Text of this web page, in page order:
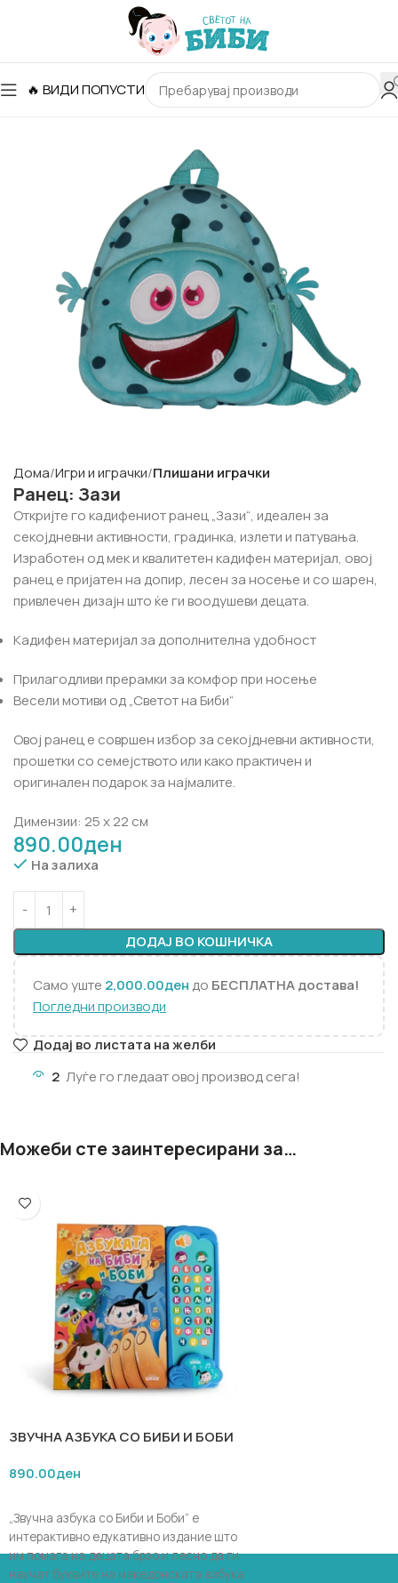
🔥 ВИДИ ПОПУСТИ
Дома Игри и играчки Плишани играчки
Ранец: Зази
Откријте го кадифениот ранец „Зази“, идеален за
секојдневни активности, градинка, излети и патувања.
Изработен од мек и квалитетен кадифен материјал, овој
ранец е пријатен на допир, лесен за носење и со шарен,
привлечен дизајн што ќе ги воодушеви децата.
Кадифен материјал за дополнителна удобност
Прилагодливи прерамки за комфор при носење
Весели мотиви од „Светот на Биби“
Овој ранец е совршен избор за секојдневни активности,
прошетки со семејството или како практичен и
оригинален подарок за најмалите.
Димензии: 25 x 22 см
890.00ден
На залиха
ДОДАЈ ВО КОШНИЧКА
Само уште 2,000.00дендо БЕСПЛАТНА достава!
Погледни производи
Додај во листата на желби
2 Луѓе го гледаат овој производ сега!
Можеби сте заинтересирани за…
ЗВУЧНА АЗБУКА СО БИБИ И БОБИ
890.00ден
„Звучна азбука со Биби и Боби“ е
интерактивно едукативно издание што
им помага на децата брзо и лесно да ги
научат буквите на македонската азбука